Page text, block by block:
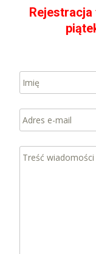
Rejestracja